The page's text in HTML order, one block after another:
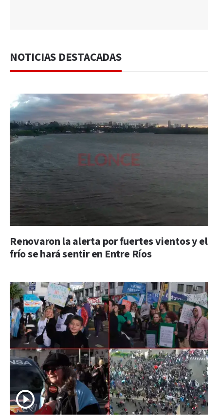
NOTICIAS DESTACADAS
Renovaron la alerta por fuertes vientos y el
frío se hará sentir en Entre Ríos